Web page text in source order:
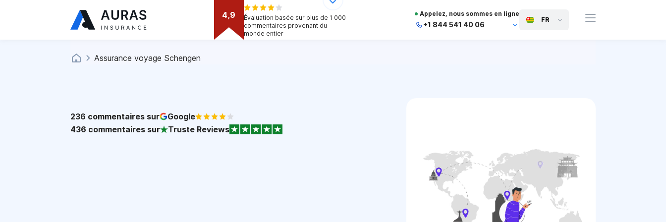
4,9
Évaluation basée sur plus de 1 000
commentaires provenant du
monde entier
Appelez, nous sommes en ligne
+1 844 541 40 06
FR
Assurance voyage Schengen
236 commentaires sur
Google
436 commentaires sur Truste Reviews